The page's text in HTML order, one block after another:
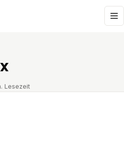
Lesezeit